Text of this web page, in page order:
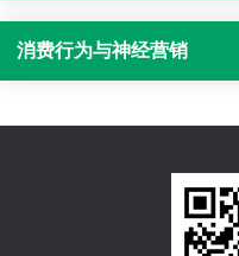
消费行为与神经营销